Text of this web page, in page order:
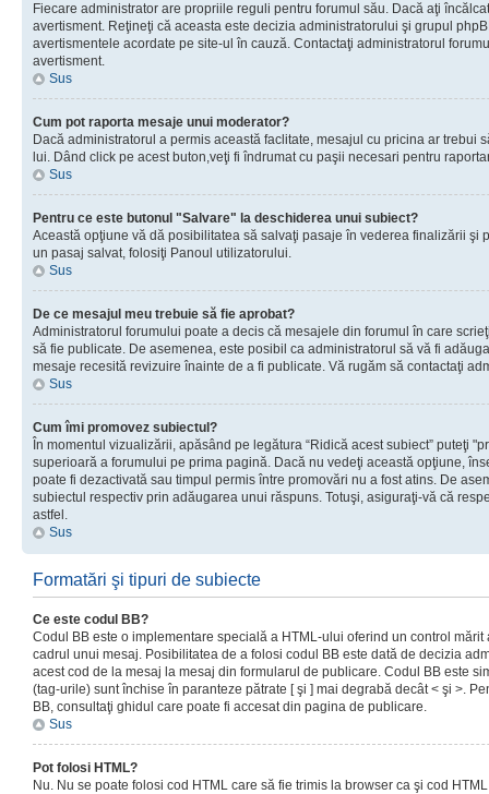
Fiecare administrator are propriile reguli pentru forumul său. Dacă aţi
avertisment. Reţineţi că aceasta este decizia administratorului şi grupul
avertismentele acordate pe site-ul în cauză. Contactaţi administratorul
avertisment.
Sus
Cum pot raporta mesaje unui moderator?
Dacă administratorul a permis această faclitate, mesajul cu pricina ar trebui
lui. Dând click pe acest buton,veţi fi îndrumat cu paşii necesari pentru
Sus
Pentru ce este butonul "Salvare" la deschiderea unui subiect?
Această opţiune vă dă posibilitatea să salvaţi pasaje în vederea finalizării şi
un pasaj salvat, folosiţi Panoul utilizatorului.
Sus
De ce mesajul meu trebuie să fie aprobat?
Administratorul forumului poate a decis că mesajele din forumul în care
să fie publicate. De asemenea, este posibil ca administratorul să vă fi
mesaje recesită revizuire înainte de a fi publicate. Vă rugăm să contactaţi
Sus
Cum îmi promovez subiectul?
În momentul vizualizării, apăsând pe legătura “Ridică acest subiect” puteţi
superioară a forumului pe prima pagină. Dacă nu vedeţi această opţiune,
poate fi dezactivată sau timpul permis între promovări nu a fost atins. De
subiectul respectiv prin adăugarea unui răspuns. Totuşi, asiguraţi-vă că
astfel.
Sus
Formatări şi tipuri de subiecte
Ce este codul BB?
Codul BB este o implementare specială a HTML-ului oferind un control
cadrul unui mesaj. Posibilitatea de a folosi codul BB este dată de decizia
acest cod de la mesaj la mesaj din formularul de publicare. Codul BB este
(tag-urile) sunt închise în paranteze pătrate [ şi ] mai degrabă decât < şi >.
BB, consultaţi ghidul care poate fi accesat din pagina de publicare.
Sus
Pot folosi HTML?
Nu. Nu se poate folosi cod HTML care să fie trimis la browser ca şi cod